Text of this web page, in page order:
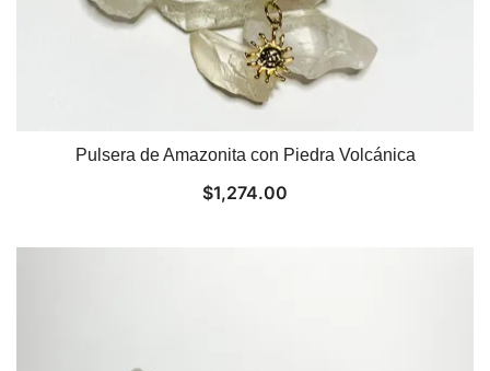
Pulsera de Amazonita con Piedra Volcánica
$1,274.00